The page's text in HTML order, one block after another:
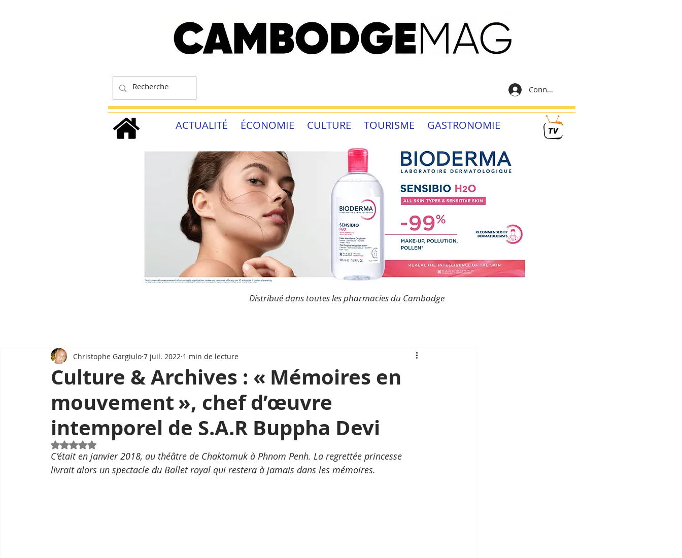
Connexion
ACTUALITÉ ÉCONOMIE CULTURE TOURISME GASTRONOMIE
Distribué dans toutes les pharmacies du Cambodge
Culture & Archives : « Mémoires en
mouvement », chef d’œuvre
intemporel de S.A.R Buppha Devi
Christophe Gargiulo 7 juil. 2022 1 min de lecture
Noté NaN étoiles sur 5.
C’était en janvier 2018, au théâtre de Chaktomuk à Phnom Penh. La regrettée princesse
livrait alors un spectacle du Ballet royal qui restera à jamais dans les mémoires.